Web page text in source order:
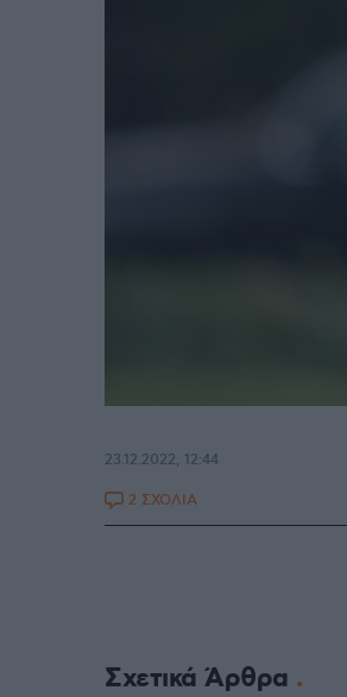
23.12.2022, 12:44
2 ΣΧΟΛΙΑ
Σχετικά Άρθρα